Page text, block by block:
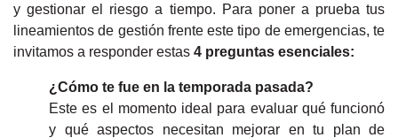
y gestionar el riesgo a tiempo. Para poner a prueba tus
lineamientos de gestión frente este tipo de emergencias, te
invitamos a responder estas 4 preguntas esenciales:
¿Cómo te fue en la temporada pasada?
Este es el momento ideal para evaluar qué funcionó
y qué aspectos necesitan mejorar en tu plan de